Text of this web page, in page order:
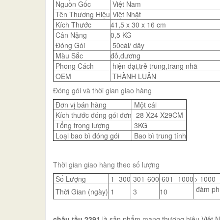
Nguồn Gốc
Việt Nam
Tên Thương Hiệu Việt Nhật
Kích Thước
41,5 x 30 x 16 cm
Cân Nặng
0,5 KG
Đóng Gói
50cái/ dây
Màu Sắc
đỏ,dương
Phong Cách
hiện đại,trẻ trung,trang nhã
OEM
THÀNH LUÂN
Đóng gói và thời gian giao hàng
Đơn vị bán hàng
Một cái
Kích thước đóng gói đơn 28 X24 X29CM
Tổng trọng lượng
3KG
Loại bao bì đóng gói
Bao bì trung tính
Thời gian giao hàng theo số lượng
Số Lượng
1- 300 301-600 601- 1000> 1000
Thời Gian (ngày) 1 3 10 đàm